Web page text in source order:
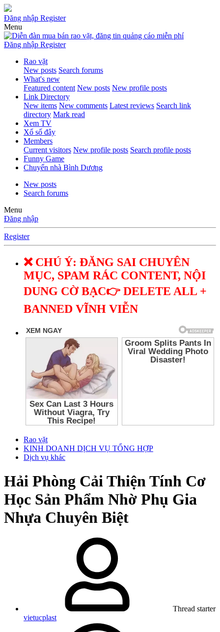
Đăng nhập Register
Menu
Đăng nhập Register
Rao vặt
New posts Search forums
What's new
Featured content New posts New profile posts
Link Directory
New items New comments Latest reviews Search link
directory Mark read
Xem TV
Xổ số đây
Members
Current visitors New profile posts Search profile posts
Funny Game
Chuyển nhà Bình Dương
New posts
Search forums
Menu
Đăng nhập
Register
❌ CHÚ Ý: ĐĂNG SAI CHUYÊN
MỤC, SPAM RÁC CONTENT, NỘI
DUNG CỜ BẠC👉 DELETE ALL +
BANNED VĨNH VIỄN
Rao vặt
KINH DOANH DỊCH VỤ TỔNG HỢP
Dịch vụ khác
Hải Phòng Cải Thiện Tính Cơ
Học Sản Phẩm Nhờ Phụ Gia
Nhựa Chuyên Biệt
Thread starter
vietucplast